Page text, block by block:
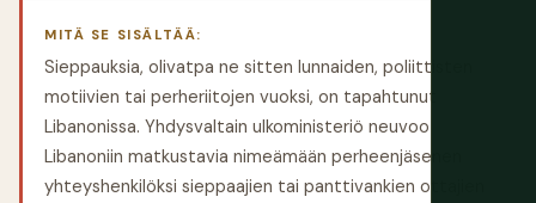
MITÄ SE SISÄLTÄÄ:
Sieppauksia, olivatpa ne sitten lunnaiden, poliittisten
motiivien tai perheriitojen vuoksi, on tapahtunut
Libanonissa. Yhdysvaltain ulkoministeriö neuvoo
Libanoniin matkustavia nimeämään perheenjäsenen
yhteyshenkilöksi sieppaajien tai panttivankien ottajien